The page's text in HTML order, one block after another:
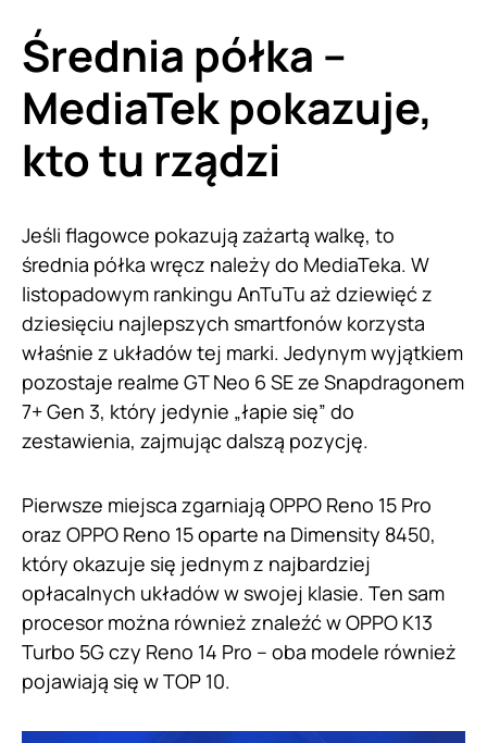
Średnia półka –
MediaTek pokazuje,
kto tu rządzi
Jeśli flagowce pokazują zażartą walkę, to
średnia półka wręcz należy do MediaTeka. W
listopadowym rankingu AnTuTu aż dziewięć z
dziesięciu najlepszych smartfonów korzysta
właśnie z układów tej marki. Jedynym wyjątkiem
pozostaje realme GT Neo 6 SE ze Snapdragonem
7+ Gen 3, który jedynie „łapie się” do
zestawienia, zajmując dalszą pozycję.
Pierwsze miejsca zgarniają OPPO Reno 15 Pro
oraz OPPO Reno 15 oparte na Dimensity 8450,
który okazuje się jednym z najbardziej
opłacalnych układów w swojej klasie. Ten sam
procesor można również znaleźć w OPPO K13
Turbo 5G czy Reno 14 Pro – oba modele również
pojawiają się w TOP 10.